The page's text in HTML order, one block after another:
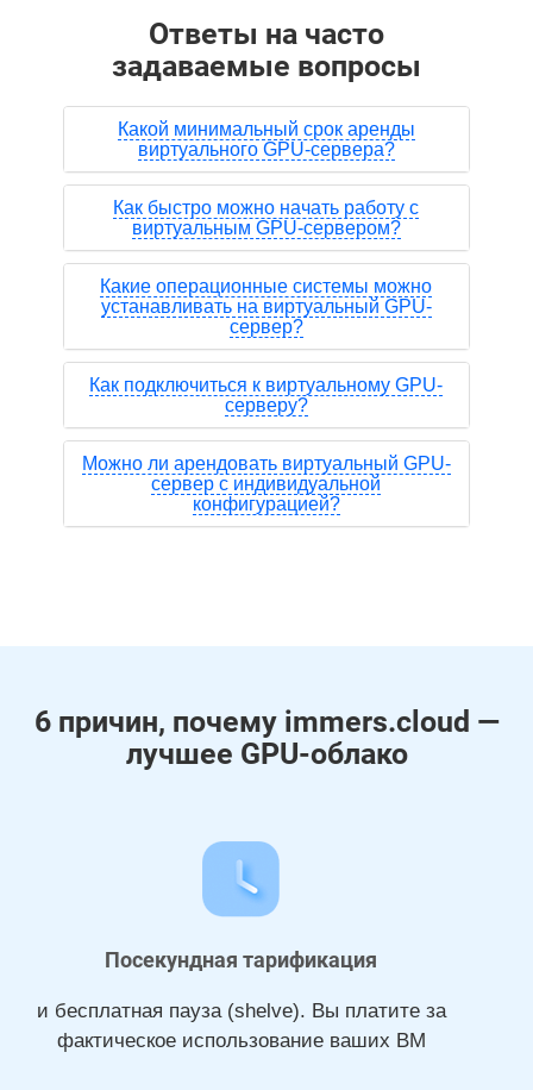
Ответы на часто
задаваемые вопросы
Какой минимальный срок аренды
виртуального GPU-сервера?
Как быстро можно начать работу с
виртуальным GPU-сервером?
Какие операционные системы можно
устанавливать на виртуальный GPU-
сервер?
Как подключиться к виртуальному GPU-
серверу?
Можно ли арендовать виртуальный GPU-
сервер с индивидуальной
конфигурацией?
6 причин, почему immers.cloud —
лучшее GPU-облако
Посекундная тарификация
и бесплатная пауза (shelve). Вы платите за
фактическое использование ваших ВМ